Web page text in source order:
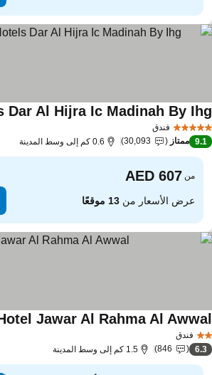
فندق
9.1 ممتاز 30,093 0.6 كم إلى وسط المدينة
من
عرض الأسعار من13 موقعًا
فندق
Hotel Jawar Al Rahma Al
6.3
846 1.5 كم إلى وسط المدينة